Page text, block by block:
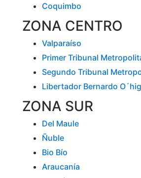
Coquimbo
ZONA CENTRO
Valparaíso
Primer Tribunal
Segundo Tribunal
Libertador Bernardo
ZONA SUR
Del Maule
Ñuble
Bio Bío
Araucanía